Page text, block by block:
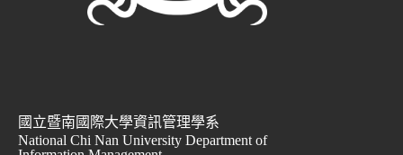
國立暨南國際大學資訊管理學系
National Chi Nan University Department of